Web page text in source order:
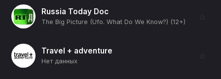
Russia Today Doc
The Big Picture (Ufo. What Do We Know?) (12+)
☆
Travel + adventure
Нет данных
☆